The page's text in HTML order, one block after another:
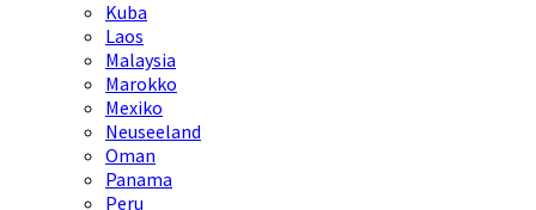
Kuba
Laos
Malaysia
Marokko
Mexiko
Neuseeland
Oman
Panama
Peru